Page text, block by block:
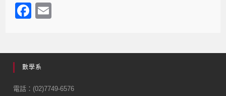
F
e
b
o
數學系
電話：(02)7749-6576